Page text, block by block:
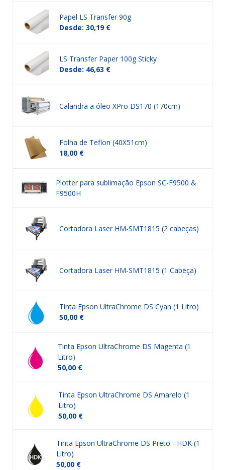
Papel LS Transfer 90g
Desde: 30,19 €
LS Transfer Paper 100g Sticky
Desde: 46,63 €
Calandra a óleo XPro DS170 (170cm)
Folha de Teflon (40X51cm)
18,00 €
Plotter para sublimação Epson SC-F9500 &
F9500H
Cortadora Laser HM-SMT1815 (2 cabeças)
Cortadora Laser HM-SMT1815 (1 Cabeça)
Tinta Epson UltraChrome DS Cyan (1 Litro)
50,00 €
Tinta Epson UltraChrome DS Magenta (1
Litro)
50,00 €
Tinta Epson UltraChrome DS Amarelo (1
Litro)
50,00 €
Tinta Epson UltraChrome DS Preto - HDK (1
Litro)
50,00 €